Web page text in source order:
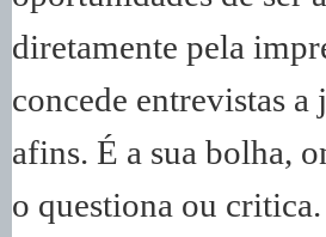
diretamente pela
concede entrevistas a
afins. É a sua bolha,
o questiona ou